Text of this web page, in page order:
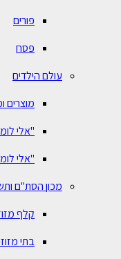
פורים
פסח
עולם הילדים
מוצרים
"אלי
"אלי
מכון הסת"ם
קלף
בתי